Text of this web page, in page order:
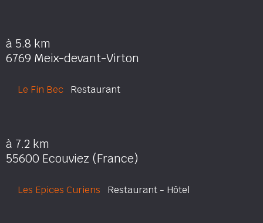
à 5.8 km
6769 Meix-devant-Virton
Le Fin Bec Restaurant
à 7.2 km
55600 Ecouviez (France)
Les Epices Curiens Restaurant - Hôtel